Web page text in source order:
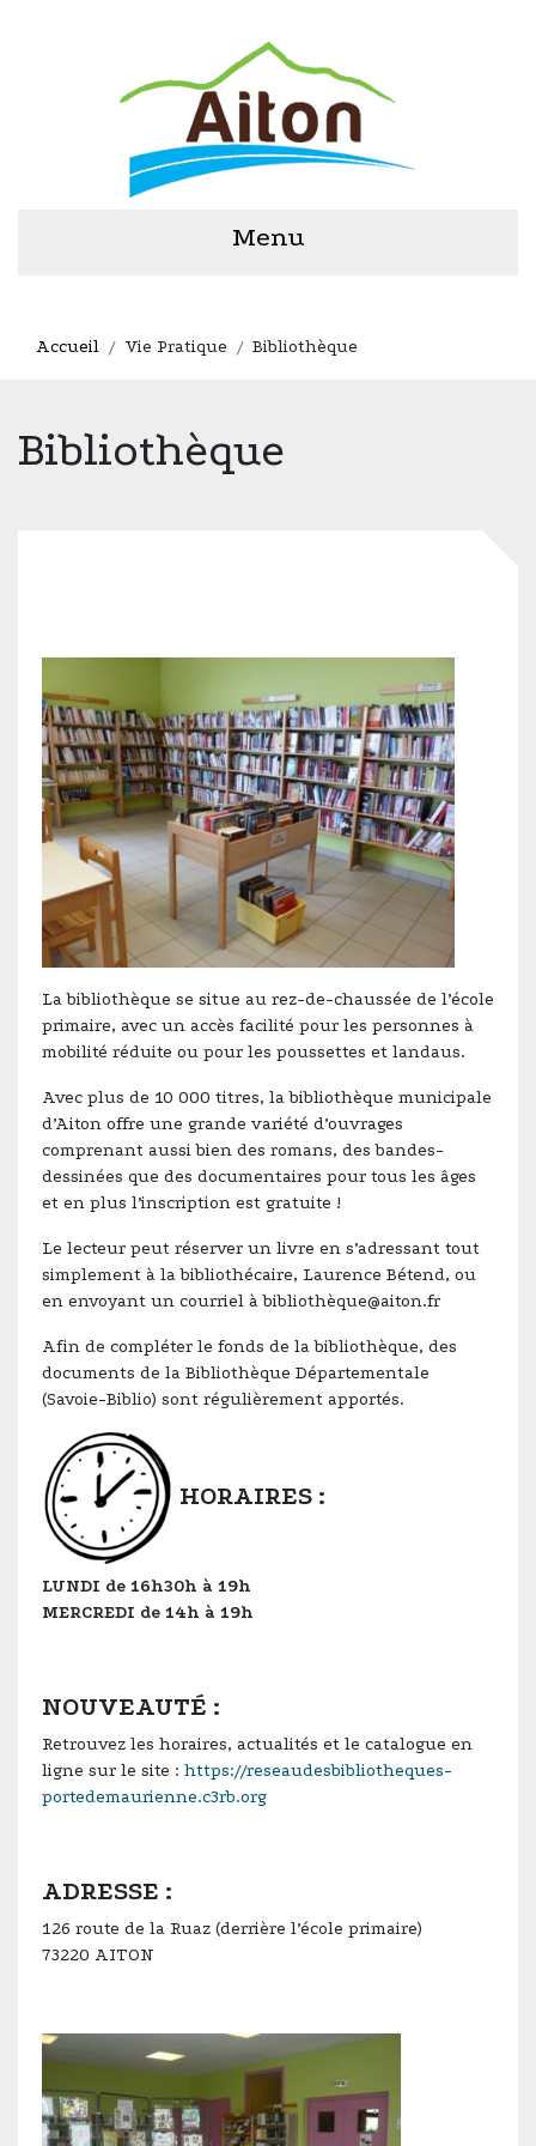
Menu
Accueil Vie Pratique Bibliothèque
Bibliothèque
La bibliothèque se situe au rez-de-chaussée de l’école
primaire, avec un accès facilité pour les personnes à
mobilité réduite ou pour les poussettes et landaus.
Avec plus de 10 000 titres, la bibliothèque municipale
d’Aiton offre une grande variété d’ouvrages
comprenant aussi bien des romans, des bandes-
dessinées que des documentaires pour tous les âges
et en plus l’inscription est gratuite !
Le lecteur peut réserver un livre en s’adressant tout
simplement à la bibliothécaire, Laurence Bétend, ou
en envoyant un courriel à bibliothèque@aiton.fr
Afin de compléter le fonds de la bibliothèque, des
documents de la Bibliothèque Départementale
(Savoie-Biblio) sont régulièrement apportés.
HORAIRES :
LUNDI de 16h30h à 19h
MERCREDI de 14h à 19h
NOUVEAUTÉ :
Retrouvez les horaires, actualités et le catalogue en
ligne sur le site : https://reseaudesbibliotheques-
portedemaurienne.c3rb.org
ADRESSE :
126 route de la Ruaz (derrière l’école primaire)
73220 AITON